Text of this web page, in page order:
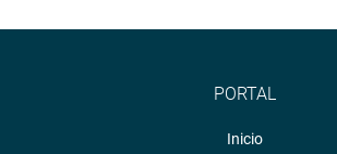
PORTAL
Inicio